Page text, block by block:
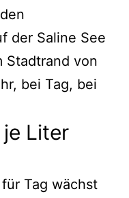
der Saline See
Stadtrand von
bei Tag, bei
je Liter
Tag wächst